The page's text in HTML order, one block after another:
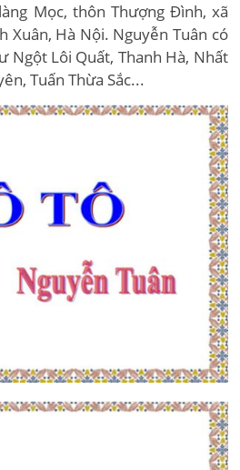
Mọc, thôn Thượng Đình, xã
Xuân, Hà Nội. Nguyễn Tuân có
Ngột Lôi Quất, Thanh Hà, Nhất
Tuấn Thừa Sắc...